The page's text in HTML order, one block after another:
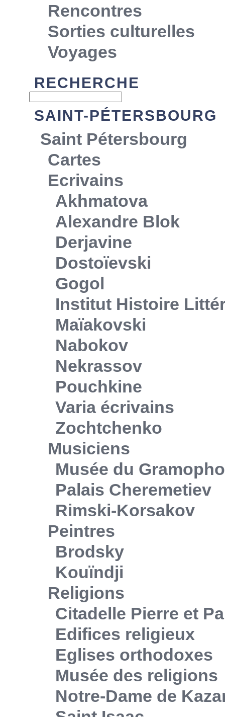
Rencontres
Sorties culturelles
Voyages
RECHERCHE
SAINT-PÉTERSBOURG
Saint Pétersbourg
Cartes
Ecrivains
Akhmatova
Alexandre Blok
Derjavine
Dostoïevski
Gogol
Institut Histoire
Maïakovski
Nabokov
Nekrassov
Pouchkine
Varia écrivains
Zochtchenko
Musiciens
Musée du
Palais Cheremetiev
Rimski-Korsakov
Peintres
Brodsky
Kouïndji
Religions
Citadelle Pierre et
Edifices religieux
Eglises orthodoxes
Musée des religions
Notre-Dame de